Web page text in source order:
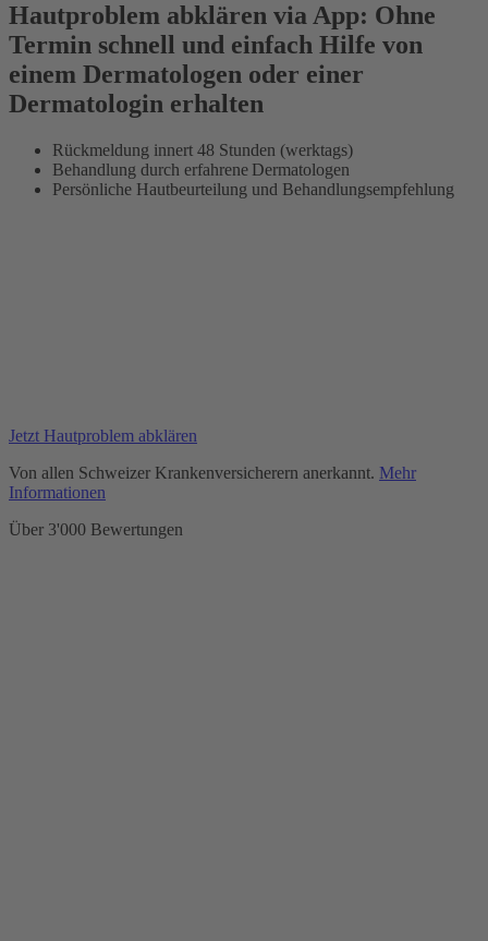
Hautproblem abklären via App: Ohne
Termin schnell und einfach Hilfe von
einem Dermatologen oder einer
Dermatologin erhalten
Rückmeldung innert 48 Stunden (werktags)
Behandlung durch erfahrene Dermatologen
Persönliche Hautbeurteilung und Behandlungsempfehlung
Jetzt Hautproblem abklären
Von allen Schweizer Krankenversicherern anerkannt. Mehr
Informationen
Über 3'000 Bewertungen